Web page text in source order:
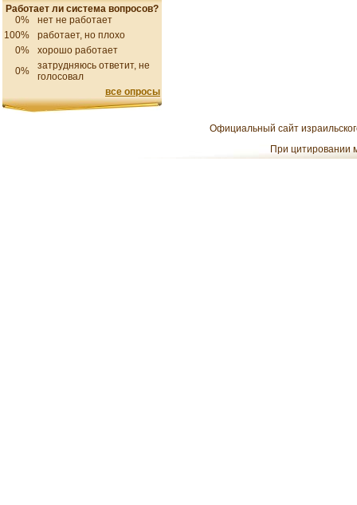
Работает ли система вопросов?
0%
нет не работает
100%
работает, но плохо
0%
хорошо работает
0%
затрудняюсь ответит, не
голосовал
все опросы
Официальный сайт
При цитировании